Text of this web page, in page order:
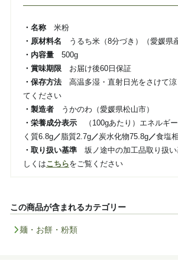
・名称 米粉
・原材料名
うるち米（8分づき）（愛媛県
・内容量 500g
・賞味期限 お届け後60日保証
・保存方法 高温多湿・直射日光をさけて
てください
・製造者
うかのわ（愛媛県松山市）
・栄養成分表示
（100gあたり）エネルギ
く質6.8g／脂質2.7g／炭水化物75.8g／食塩
・取り扱い基準坂ノ途中の加工品取り扱い
しくはこちらをご覧ください
この商品が含まれるカテゴリー
麺・お餅・粉類